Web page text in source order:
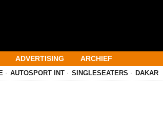
ADVERTISING ARCHIEF
AUTOSPORT INT SINGLESEATERS DAKAR